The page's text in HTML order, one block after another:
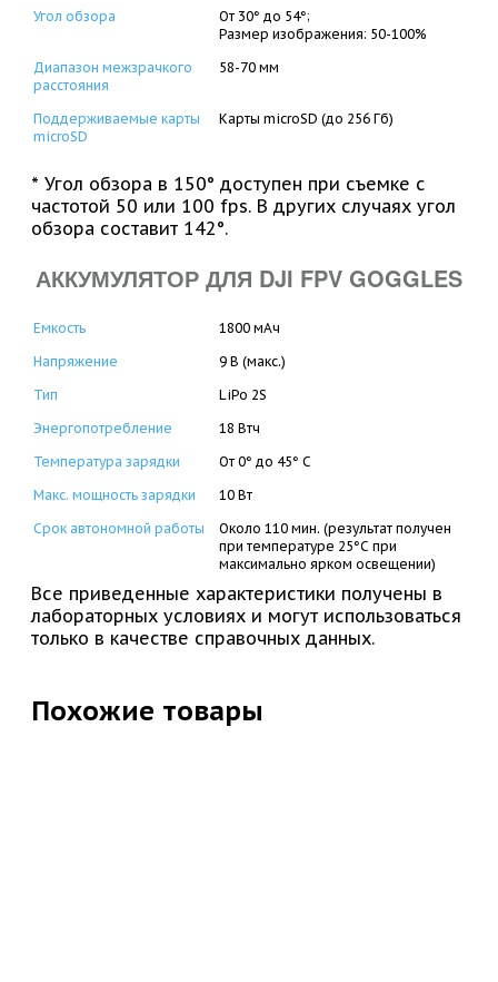
Угол обзора
От 30° до 54°;
Размер изображения: 50-100%
Диапазон межзрачкого
расстояния
58-70 мм
Поддерживаемые карты
microSD
Карты microSD (до 256 Гб)
* Угол обзора в 150° доступен при съемке с
частотой 50 или 100 fps. В других случаях угол
обзора составит 142°.
АККУМУЛЯТОР ДЛЯ DJI FPV GOGGLES
Емкость
1800 мАч
Напряжение
9 В (макс.)
Тип
LiPo 2S
Энергопотребление
18 Втч
Температура зарядки
От 0° до 45° C
Макс. мощность зарядки
10 Вт
Срок автономной работы
Около 110 мин. (результат получен
при температуре 25°C при
максимально ярком освещении)
Все приведенные характеристики получены в
лабораторных условиях и могут использоваться
только в качестве справочных данных.
Похожие товары